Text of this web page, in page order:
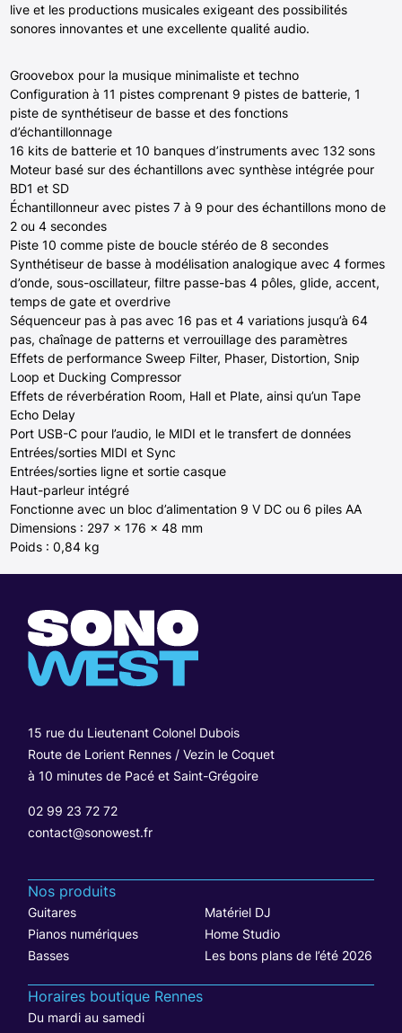
live et les productions musicales exigeant des possibilités
sonores innovantes et une excellente qualité audio.
Groovebox pour la musique minimaliste et techno
Configuration à 11 pistes comprenant 9 pistes de batterie, 1
piste de synthétiseur de basse et des fonctions
d’échantillonnage
16 kits de batterie et 10 banques d’instruments avec 132 sons
Moteur basé sur des échantillons avec synthèse intégrée pour
BD1 et SD
Échantillonneur avec pistes 7 à 9 pour des échantillons mono de
2 ou 4 secondes
Piste 10 comme piste de boucle stéréo de 8 secondes
Synthétiseur de basse à modélisation analogique avec 4 formes
d’onde, sous-oscillateur, filtre passe-bas 4 pôles, glide, accent,
temps de gate et overdrive
Séquenceur pas à pas avec 16 pas et 4 variations jusqu’à 64
pas, chaînage de patterns et verrouillage des paramètres
Effets de performance Sweep Filter, Phaser, Distortion, Snip
Loop et Ducking Compressor
Effets de réverbération Room, Hall et Plate, ainsi qu’un Tape
Echo Delay
Port USB-C pour l’audio, le MIDI et le transfert de données
Entrées/sorties MIDI et Sync
Entrées/sorties ligne et sortie casque
Haut-parleur intégré
Fonctionne avec un bloc d’alimentation 9 V DC ou 6 piles AA
Dimensions : 297 x 176 x 48 mm
Poids : 0,84 kg
15 rue du Lieutenant Colonel Dubois
Route de Lorient Rennes / Vezin le Coquet
à 10 minutes de Pacé et Saint-Grégoire
02 99 23 72 72
contact@sonowest.fr
Nos produits
Guitares
Matériel DJ
Pianos numériques
Home Studio
Basses
Les bons plans de l’été 2026
Horaires boutique Rennes
Du mardi au samedi